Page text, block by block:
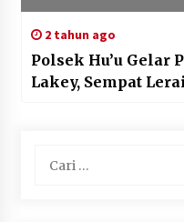
2 tahun ago
Polsek Hu’u Gelar
Lakey, Sempat
untuk: